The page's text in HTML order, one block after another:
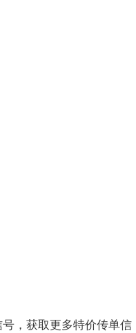
，获取更多特价传单信